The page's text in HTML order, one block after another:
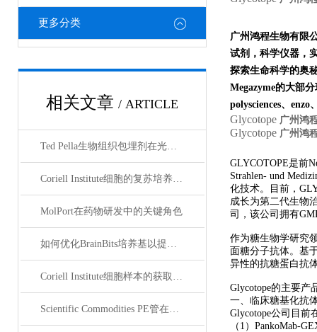
更多分类
相关文章 / ARTICLE
Ted Pella生物组织包埋剂在光镜与电镜联用技术中的应用
Coriell Institute细胞的复苏培养与质量控制规范
MolPort在药物研发中的关键角色
如何优化BrainBits培养基以提高实验效果？
Coriell Institute细胞样本的获取与应用指南
Scientific Commodities PE管在环保实验中的作用
广州鸿程生物有限
试剂，科学仪器，
探索生命科学的奥
Megazyme的大部
polysciences、
Glycotope 广州鸿
Glycotope 广州鸿
GLYCOTOPE是前
Strahlen- und
化技术。目前，
成长为第二代生物
司，该公司拥有
作为糖生物学研究
面糖分子抗体。基
异性的抗糖蛋白抗
Glycotope的主要产
一、临床糖基化抗
Glycotope公司目前
（ 1 ） PankoMab-